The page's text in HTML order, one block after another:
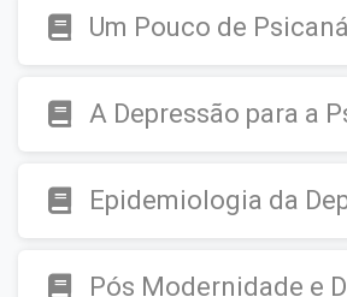
Um Pouco de
A Depressão para a
Epidemiologia da
Pós Modernidade e